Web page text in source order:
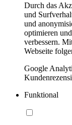
Durch das
und
und
optimieren
verbessern.
Webseite
Google
Funktional